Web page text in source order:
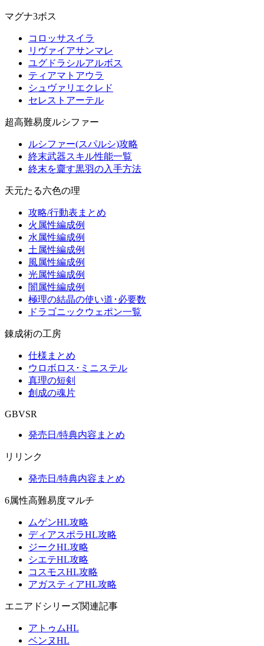
マグナ3ボス
コロッサスイラ
リヴァイアサンマレ
ユグドラシルアルボス
ティアマトアウラ
シュヴァリエクレド
セレストアーテル
超高難易度ルシファー
ルシファー(スパルシ)攻略
終末武器スキル性能一覧
終末を齎す黒羽の入手方法
天元たる六色の理
攻略/行動表まとめ
火属性編成例
水属性編成例
土属性編成例
風属性編成例
光属性編成例
闇属性編成例
極理の結晶の使い道･必要数
ドラゴニックウェポン一覧
錬成術の工房
仕様まとめ
ウロボロス･ミニステル
真理の短剣
創成の魂片
GBVSR
発売日/特典内容まとめ
リリンク
発売日/特典内容まとめ
6属性高難易度マルチ
ムゲンHL攻略
ディアスポラHL攻略
ジークHL攻略
シエテHL攻略
コスモスHL攻略
アガスティアHL攻略
エニアドシリーズ関連記事
アトゥムHL
ベンヌHL